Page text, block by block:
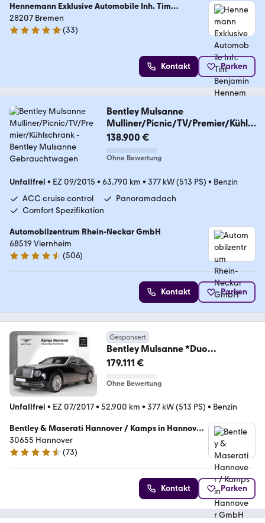
Hennemann Exklusive Automobile Inh. Tim
Benjamin Hennemann
28207 Bremen
5 Sterne
(33)
Kontakt Parken
Bentley Mulsanne
Mulliner/Picnic/TV/Premier/Kühls
chrank
138.900 €
Ohne Bewertung
Unfallfrei • EZ 09/2015 • 63.790 km • 377 kW (513 PS) • Benzin
ACC cruise control
Panoramadach
Comfort Spezifikation
Automobilzentrum Rhein-Neckar GmbH
68519 Viernheim
4.5 Sterne
(506)
Kontakt Parken
Gesponsert
Bentley Mulsanne *Duo
Tone*Glasdach*Diamond
179.111 €
Ohne Bewertung
Unfallfrei • EZ 07/2017• 52.900 km • 377 kW (513 PS) • Benzin
Bentley & Maserati Hannover / Kamps in Hannover
GmbH & Co. KG
30655 Hannover
4.6 Sterne
(73)
Kontakt Parken